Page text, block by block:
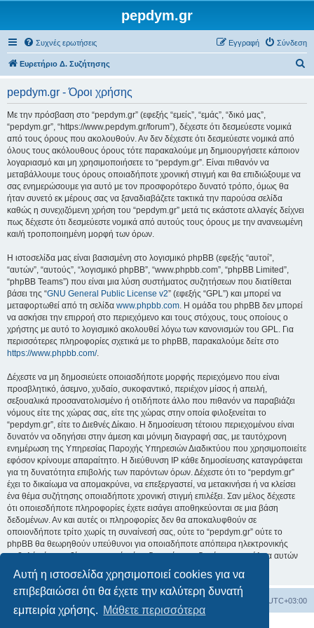
Αυτή η ιστοσελίδα χρησιμοποιεί cookies για να
επιβεβαιώσει ότι θα έχετε την καλύτερη δυνατή
εμπειρία χρήσης. Μάθετε περισσότερα
pepdym.gr
Συχνές ερωτήσεις Σύνδεση
Εγγραφή
Ευρετήριο Δ. Συζήτησης
pepdym.gr - Όροι χρήσης
Με την πρόσβαση στο “pepdym.gr” (εφεξής “εμείς”, “εμάς”, “δικό μας”,
“pepdym.gr”, “https://www.pepdym.gr/forum”), δέχεστε ότι δεσμεύεστε νομικά
από τους όρους που ακολουθούν. Αν δεν δέχεστε ότι δεσμεύεστε νομικά από
όλους τους ακόλουθους όρους τότε παρακαλούμε μη δημιουργήσετε κάποιον
λογαριασμό και μη χρησιμοποιήσετε το “pepdym.gr”. Είναι πιθανόν να
μεταβάλλουμε τους όρους οποιαδήποτε χρονική στιγμή και θα επιδιώξουμε να
σας ενημερώσουμε για αυτό με τον προσφορότερο δυνατό τρόπο, όμως θα
ήταν συνετό εκ μέρους σας να ξαναδιαβάζετε τακτικά την παρούσα σελίδα
καθώς η συνεχιζόμενη χρήση του “pepdym.gr” μετά τις εκάστοτε αλλαγές δείχνει
πως δέχεστε ότι δεσμεύεστε νομικά από αυτούς τους όρους με την ανανεωμένη
και/ή τροποποιημένη μορφή των όρων.
Η ιστοσελίδα μας είναι βασισμένη στο λογισμικό phpBB (εφεξής “αυτοί”,
“αυτών”, “αυτούς”, “λογισμικό phpBB”, “www.phpbb.com”, “phpBB Limited”,
“phpBB Teams”) που είναι μια λύση συστήματος συζητήσεων που διατίθεται
βάσει της “GNU General Public License v2” (εφεξής “GPL”) και μπορεί να
μεταφορτωθεί από τη σελίδα www.phpbb.com. Η ομάδα του phpBB δεν μπορεί
να ασκήσει την επιρροή στο περιεχόμενο και τους στόχους, τους οποίους ο
χρήστης με αυτό το λογισμικό ακολουθεί λόγω των κανονισμών του GPL. Για
περισσότερες πληροφορίες σχετικά με το phpBB, παρακαλούμε δείτε στο
https://www.phpbb.com/.
Δέχεστε να μη δημοσιεύετε οποιασδήποτε μορφής περιεχόμενο που είναι
προσβλητικό, άσεμνο, χυδαίο, συκοφαντικό, περιέχον μίσος ή απειλή,
σεξουαλικά προσανατολισμένο ή οτιδήποτε άλλο που πιθανόν να παραβιάζει
νόμους είτε της χώρας σας, είτε της χώρας στην οποία φιλοξενείται το
“pepdym.gr”, είτε το Διεθνές Δίκαιο. Η δημοσίευση τέτοιου περιεχομένου είναι
δυνατόν να οδηγήσει στην άμεση και μόνιμη διαγραφή σας, με ταυτόχρονη
ενημέρωση της Υπηρεσίας Παροχής Υπηρεσιών Διαδικτύου που χρησιμοποιείτε
εφόσον κρίνουμε απαραίτητο. Η διεύθυνση IP κάθε δημοσίευσης καταγράφεται
για τη δυνατότητα επιβολής των παρόντων όρων. Δέχεστε ότι το “pepdym.gr”
έχει το δικαίωμα να απομακρύνει, να επεξεργαστεί, να μετακινήσει ή να κλείσει
ένα θέμα συζήτησης οποιαδήποτε χρονική στιγμή επιλέξει. Σαν μέλος δέχεστε
ότι οποιεσδήποτε πληροφορίες έχετε εισάγει αποθηκεύονται σε μια βάση
δεδομένων. Αν και αυτές οι πληροφορίες δεν θα αποκαλυφθούν σε
οποιονδήποτε τρίτο χωρίς τη συναίνεσή σας, ούτε το “pepdym.gr” ούτε το
phpBB θα θεωρηθούν υπεύθυνοι για οποιαδήποτε απόπειρα ηλεκτρονικής
εισβολής ή παραβίασης η οποία είναι δυνατόν να οδηγήσει σε απώλεια αυτών
των δεδομένων.
UTC+03:00